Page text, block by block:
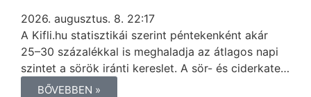
2026. augusztus. 8. 22:17
A Kifli.hu statisztikái szerint péntekenként akár
25–30 százalékkal is meghaladja az átlagos napi
szintet a sörök iránti kereslet. A sör- és ciderkate…
BŐVEBBEN »